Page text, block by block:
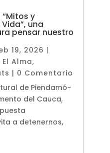
y
una
pensar nuestro
19, 2026 |
Alma,
| 0 Comentario
de Piendamó-
del Cauca,
a detenernos,